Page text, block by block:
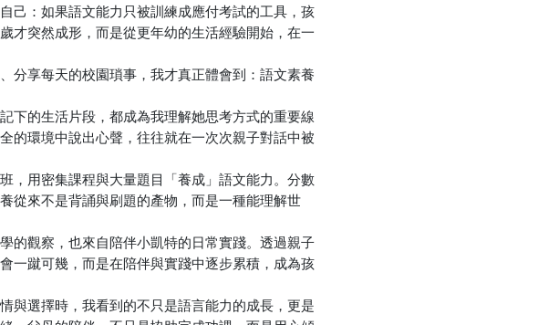
己：如果語文能力只被訓練成應付考試的工具，孩
才突然成形，而是從更年幼的生活經驗開始，在一
分享每天的校園瑣事，我才真正體會到：語文素養
下的生活片段，都成為我理解她思考方式的重要線
的環境中說出心聲，往往就在一次次親子對話中被
，用密集課程與大量題目「養成」語文能力。分數
從來不是背誦與刷題的產物，而是一種能理解世
的觀察，也來自陪伴小凱特的日常實踐。透過親子
一蹴可幾，而是在陪伴與實踐中逐步累積，成為孩
與選擇時，我看到的不只是語言能力的成長，更是